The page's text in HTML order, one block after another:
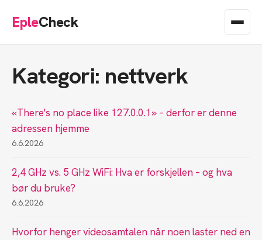
EpleCheck
Kategori: nettverk
«There's no place like 127.0.0.1» – derfor er denne
adressen hjemme
6.6.2026
2,4 GHz vs. 5 GHz WiFi: Hva er forskjellen – og hva
bør du bruke?
6.6.2026
Hvorfor henger videosamtalen når noen laster ned en